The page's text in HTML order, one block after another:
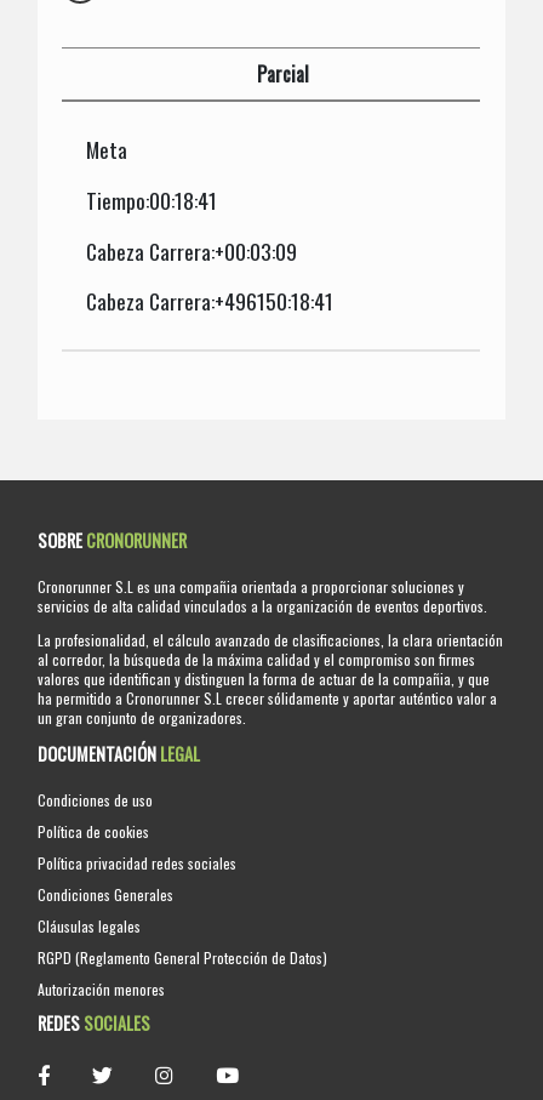
Parcial
Meta
Tiempo:00:18:41
Cabeza Carrera:+00:03:09
Cabeza Carrera:+496150:18:41
SOBRECRONORUNNER
Cronorunner S.L es una compañia orientada a proporcionar soluciones y
servicios de alta calidad vinculados a la organización de eventos deportivos.
La profesionalidad, el cálculo avanzado de clasificaciones, la clara orientación
al corredor, la búsqueda de la máxima calidad y el compromiso son firmes
valores que identifican y distinguen la forma de actuar de la compañia, y que
ha permitido a Cronorunner S.L crecer sólidamente y aportar auténtico valor a
un gran conjunto de organizadores.
DOCUMENTACIÓNLEGAL
Condiciones de uso
Política de cookies
Política privacidad redes sociales
Condiciones Generales
Cláusulas legales
RGPD (Reglamento General Protección de Datos)
Autorización menores
REDESSOCIALES